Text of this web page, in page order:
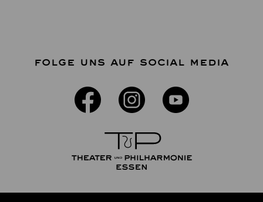
FOLGE UNS AUF SOCIAL MEDIA